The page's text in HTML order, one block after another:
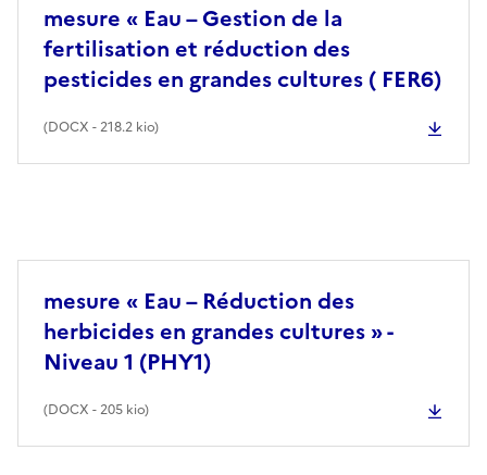
mesure « Eau – Gestion de la
fertilisation et réduction des
pesticides en grandes cultures ( FER6)
(DOCX - 218.2 kio)
mesure « Eau – Réduction des
herbicides en grandes cultures » -
Niveau 1 (PHY1)
(DOCX - 205 kio)